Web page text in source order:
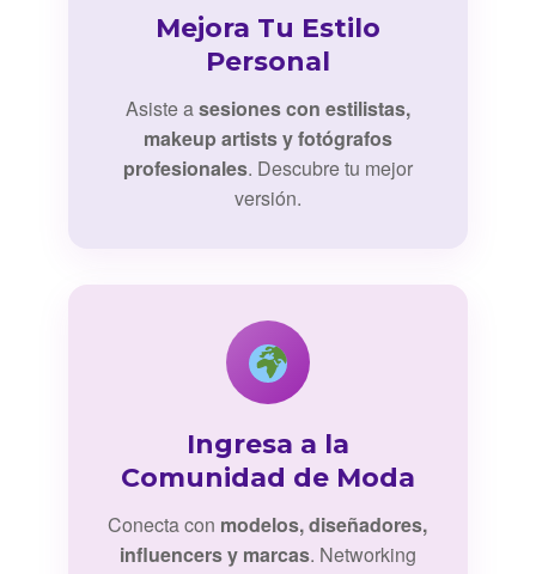
Mejora Tu Estilo
Personal
Asiste asesiones con estilistas,
makeup artists y fotógrafos
profesionales. Descubre tu mejor
versión.
Ingresa a la
Comunidad de Moda
Conecta con modelos, diseñadores,
influencers y marcas. Networking